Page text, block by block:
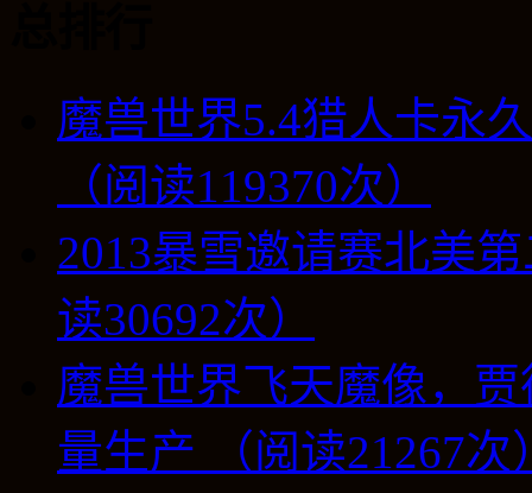
魔兽世界5.4猎人卡永
（阅读119370次）
2013暴雪邀请赛北美
读30692次）
魔兽世界飞天魔像，
量生产 （阅读21267次